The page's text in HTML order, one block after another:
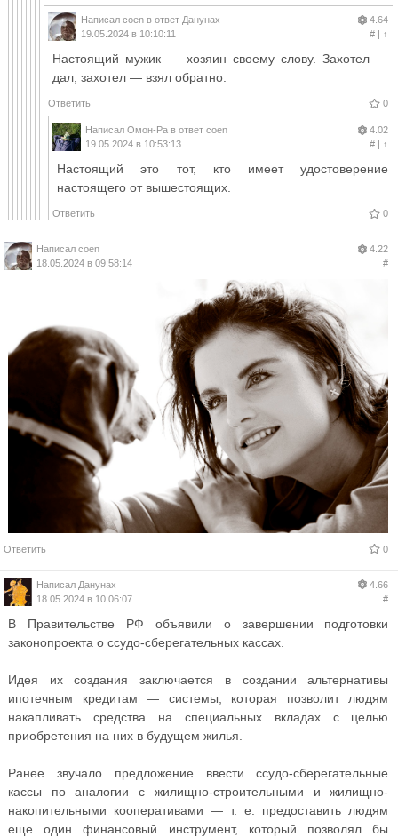
Написал coen в ответ Данунах
19.05.2024 в 10:10:11
4.64
#| ↑
Настоящий мужик — хозяин своему слову. Захотел —
дал, захотел — взял обратно.
Ответить 0
Написал Омон-Ра в ответ coen
19.05.2024 в 10:53:13
4.02
#| ↑
Настоящий это тот, кто имеет удостоверение
настоящего от вышестоящих.
Ответить 0
Написал coen
18.05.2024 в 09:58:14
4.22
#
Ответить 0
Написал Данунах
18.05.2024 в 10:06:07
4.66
#
В Правительстве РФ объявили о завершении подготовки
законопроекта о ссудо-сберегательных кассах.
Идея их создания заключается в создании альтернативы
ипотечным кредитам — системы, которая позволит людям
накапливать средства на специальных вкладах с целью
приобретения на них в будущем жилья.
Ранее звучало предложение ввести ссудо-сберегательные
кассы по аналогии с жилищно-строительными и жилищно-
накопительными кооперативами — т. е. предоставить людям
еще один финансовый инструмент, который позволял бы